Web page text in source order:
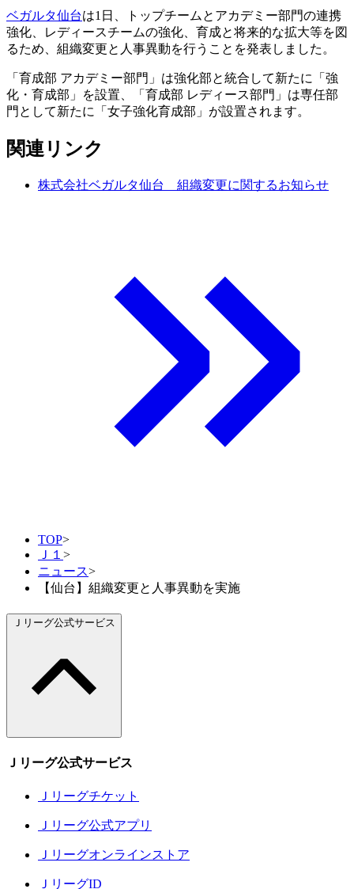
ベガルタ仙台は1日、トップチームとアカデミー部門の連携
強化、レディースチームの強化、育成と将来的な拡大等を図
るため、組織変更と人事異動を行うことを発表しました。
「育成部 アカデミー部門」は強化部と統合して新たに「強
化・育成部」を設置、「育成部 レディース部門」は専任部
門として新たに「女子強化育成部」が設置されます。
関連リンク
株式会社ベガルタ仙台 組織変更に関するお知らせ
TOP>
Ｊ１ >
ニュース>
【仙台】組織変更と人事異動を実施
Ｊリーグ公式サービス
Ｊリーグ公式サービス
Ｊリーグチケット
Ｊリーグ公式アプリ
Ｊリーグオンラインストア
ＪリーグID